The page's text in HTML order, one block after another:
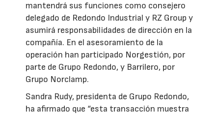
mantendrá sus funciones como consejero
delegado de Redondo Industrial y RZ Group y
asumirá responsabilidades de dirección en la
compañía. En el asesoramiento de la
operación han participado Norgestión, por
parte de Grupo Redondo, y Barrilero, por
Grupo Norclamp.
Sandra Rudy, presidenta de Grupo Redondo,
ha afirmado que “esta transacción muestra